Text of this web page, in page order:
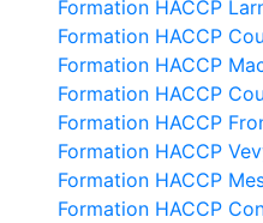
Formation HACCP
Formation HACCP
Formation HACCP
Formation HACCP
Formation HACCP
Formation HACCP
Formation HACCP
Formation HACCP